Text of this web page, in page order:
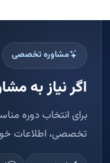
مشاوره تخصصی
اگر نیاز به
برای انتخاب دوره
تخصصی، اطلاعات